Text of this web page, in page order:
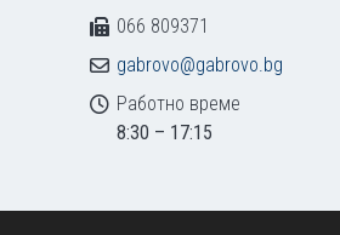
066 809371
gabrovo@gabrovo.bg
Работно време
8:30 – 17:15